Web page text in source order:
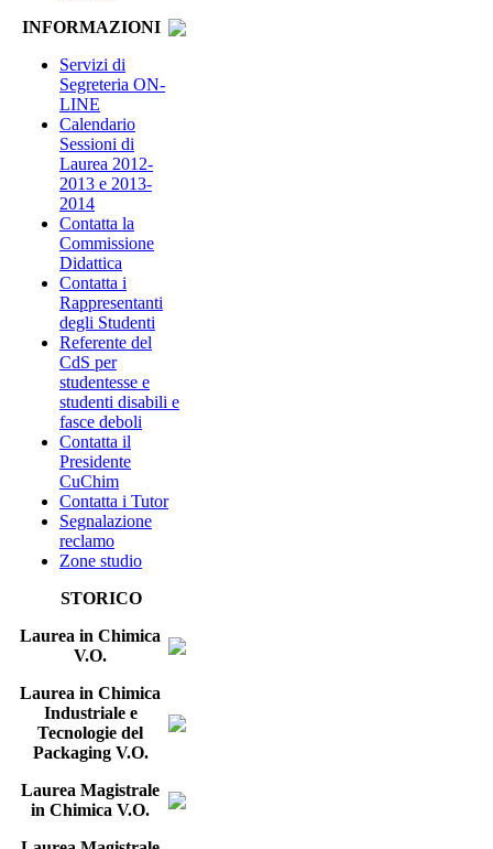
INFORMAZIONI
Servizi di
Segreteria ON-
LINE
Calendario
Sessioni di
Laurea 2012-
2013 e 2013-
2014
Contatta la
Commissione
Didattica
Contatta i
Rappresentanti
degli Studenti
Referente del
CdS per
studentesse e
studenti disabili e
fasce deboli
Contatta il
Presidente
CuChim
Contatta i Tutor
Segnalazione
reclamo
Zone studio
STORICO
Laurea in Chimica
V.O.
Laurea in Chimica
Industriale e
Tecnologie del
Packaging V.O.
Laurea Magistrale
in Chimica V.O.